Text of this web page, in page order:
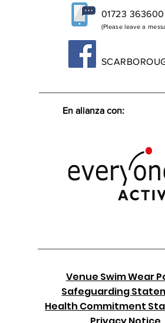
01723 363600
(Please leave a
En alianza con:
Venue Swim Wear
Safeguarding
Health Commitment